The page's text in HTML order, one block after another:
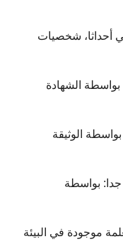
أحداثا، شخصيات
الشهادة
الوثيقة
بواسطة
موجودة في البيئة